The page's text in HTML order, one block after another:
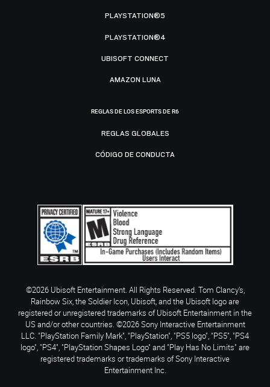
PLAYSTATION®5
PLAYSTATION®4
UBISOFT CONNECT
AMAZON LUNA
REGLAS DE LOS ESPORTS DE R6
REGLAS GLOBALES
CÓDIGO DE CONDUCTA
©2026 Ubisoft Entertainment. All Rights Reserved. Tom Clancy’s,
Rainbow Six, the Soldier Icon, Ubisoft, and the Ubisoft logo are
registered or unregistered trademarks of Ubisoft Entertainment in the
US and/or other countries. ©2026 Sony Interactive Entertainment
LLC. "PlayStation Family Mark", "PlayStation", "PS5 logo", "PS5", "PS4
logo", "PS4", "PlayStation Shapes Logo" and "Play Has No Limits" are
registered trademarks or trademarks of Sony Interactive
Entertainment Inc.